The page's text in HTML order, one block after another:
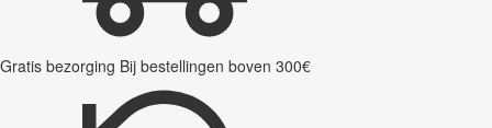
Gratis bezorging Bij bestellingen boven 300€